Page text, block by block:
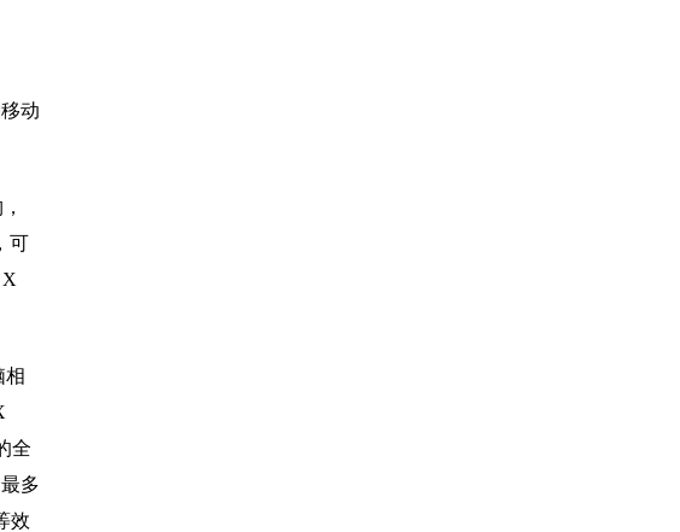
动
可
X
相
全
多
效